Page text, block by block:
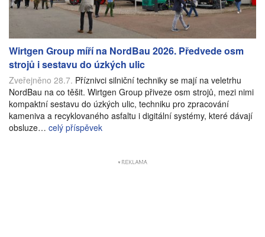
Wirtgen Group míří na NordBau 2026. Předvede osm
strojů i sestavu do úzkých ulic
Zveřejněno 28.7. Příznivci silniční techniky se mají na veletrhu
NordBau na co těšit. Wirtgen Group přiveze osm strojů, mezi nimi
kompaktní sestavu do úzkých ulic, techniku pro zpracování
kameniva a recyklovaného asfaltu i digitální systémy, které dávají
obsluze… celý příspěvek